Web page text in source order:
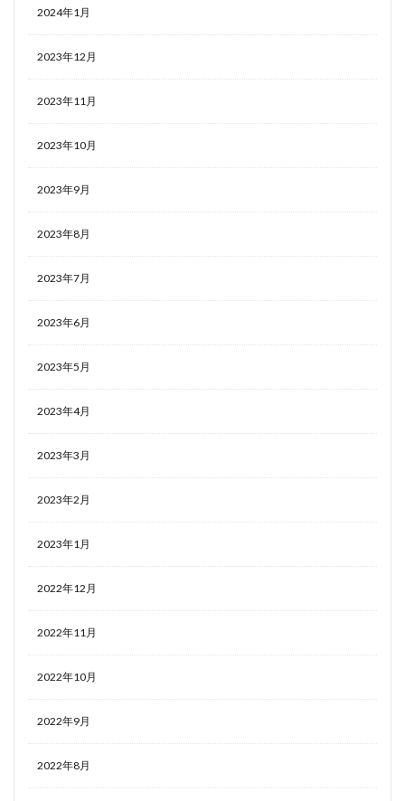
2024年1月
2023年12月
2023年11月
2023年10月
2023年9月
2023年8月
2023年7月
2023年6月
2023年5月
2023年4月
2023年3月
2023年2月
2023年1月
2022年12月
2022年11月
2022年10月
2022年9月
2022年8月